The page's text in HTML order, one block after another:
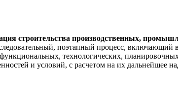
строительства производственных,
поэтапный процесс, включающий
технологических,
и условий, с расчетом на их дальнейшее